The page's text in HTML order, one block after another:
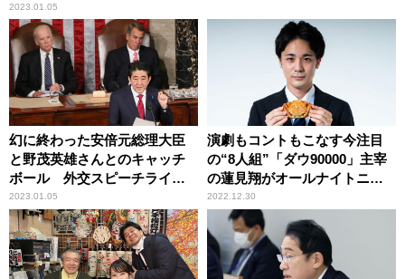
2023.01.05
幻に終わった安倍元総理大臣
と野茂英雄さんとのキャッチ
ボール 外交スピーチライタ
ーが明かす、伝説のスピーチ
秘話
2023.01.05
演劇もコントもこなす今注目
の“8人組”「ダウ90000」主宰
の蓮見翔がオールナイトニッ
ポン初挑戦！「誰かに刺さる
よう一生懸命やらせていただ
きます」
2022.12.30